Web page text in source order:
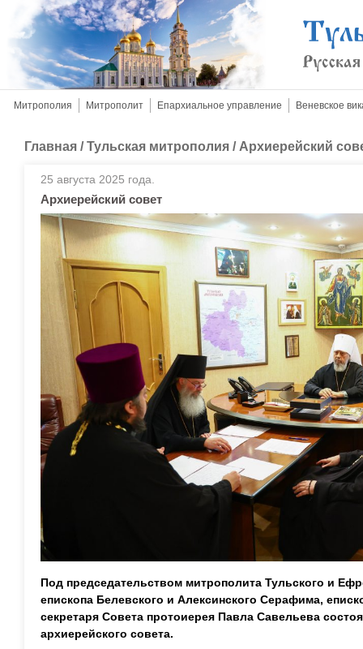
Митрополия Митрополит Епархиальное управление Веневское
Главная /Тульская митрополия / Архиерейский
25 августа 2025 года.
Архиерейский совет
Под председательством митрополита Тульского и
епископа Белевского и Алексинского Серафима,
секретаря Совета протоиерея Павла Савельева
архиерейского совета.